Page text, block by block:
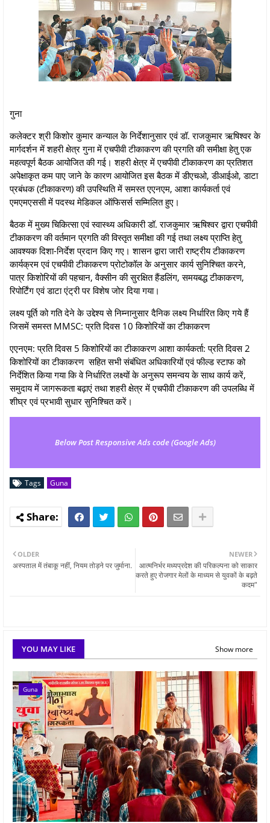
गुना
कलेक्टर श्री किशोर कुमार कन्याल के निर्देशानुसार एवं डॉ. राजकुमार ऋषिश्‍वर के
मार्गदर्शन में शहरी क्षेत्र गुना में एचपीवी टीकाकरण की प्रगति की समीक्षा हेतु एक
महत्वपूर्ण बैठक आयोजित की गई। शहरी क्षेत्र में एचपीवी टीकाकरण का प्रतिशत
अपेक्षाकृत कम पाए जाने के कारण आयोजित इस बैठक में डीएचओ, डीआईओ, डाटा
प्रबंधक (टीकाकरण) की उपस्थिति में समस्त एएनएम, आशा कार्यकर्ता एवं
एमएमएससी में पदस्थ मेडिकल ऑफिसर्स सम्मिलित हुए।
बैठक में मुख्य चिकित्सा एवं स्वास्थ्य अधिकारी डॉ. राजकुमार ऋषिश्‍वर द्वारा एचपीवी
टीकाकरण की वर्तमान प्रगति की विस्तृत समीक्षा की गई तथा लक्ष्य प्राप्ति हेतु
आवश्यक दिशा-निर्देश प्रदान किए गए। शासन द्वारा जारी राष्ट्रीय टीकाकरण
कार्यक्रम एवं एचपीवी टीकाकरण प्रोटोकॉल के अनुसार कार्य सुनिश्चित करने,
पात्र किशोरियों की पहचान, वैक्सीन की सुरक्षित हैंडलिंग, समयबद्ध टीकाकरण,
रिपोर्टिंग एवं डाटा एंट्री पर विशेष जोर दिया गया।
लक्ष्य पूर्ति को गति देने के उद्देश्य से निम्नानुसार दैनिक लक्ष्य निर्धारित किए गये हैं
जिसमें समस्त MMSC: प्रति दिवस 10 किशोरियों का टीकाकरण
एएनएम: प्रति दिवस 5 किशोरियों का टीकाकरण आशा कार्यकर्ता: प्रति दिवस 2
किशोरियों का टीकाकरण सहित सभी संबंधित अधिकारियों एवं फील्ड स्टाफ को
निर्देशित किया गया कि वे निर्धारित लक्ष्यों के अनुरूप समन्वय के साथ कार्य करें,
समुदाय में जागरूकता बढ़ाएं तथा शहरी क्षेत्र में एचपीवी टीकाकरण की उपलब्धि में
शीघ्र एवं प्रभावी सुधार सुनिश्चित करें।
Below Post Responsive Ads code (Google Ads)
Tags Guna
NEWER
आत्मनिर्भर मध्यप्रदेश की परिकल्पना को साकार
करते हुए रोजगार मेलों के माध्यम से युवकों के बढ़ते
कदम"
OLDER
अस्पताल में तंबाकू नहीं, नियम तोड़ने पर जुर्माना.
YOU MAY LIKE Show more
Guna